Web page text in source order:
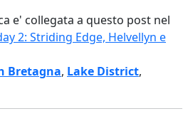
e' collegata a questo post nel
2: Striding Edge, Helvellyn e
Bretagna, Lake District,